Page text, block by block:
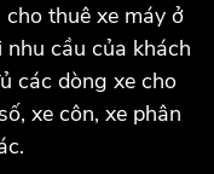
thuê xe máy ở
cầu của khách
các dòng xe cho
xe côn, xe phân